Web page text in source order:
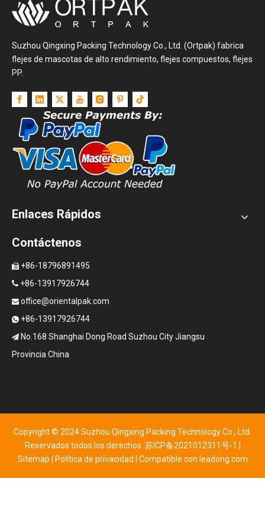
Suzhou Qingxing Packing Technology Co., Ltd. (Ortpak) fabrica
flejes de mascotas de alto rendimiento, flejes compuestos, flejes
PP.
Enlaces Rápidos
Contáctenos
 +86-18796891495
 +86-13917926744
 office@orientalpak.com
 +86-13917926744
 No.168 Shanghai Dong Road Suzhou City Jiangsu
Provincia China
Copyright © 2024 Suzhou Qingxing Packing Technology Co., Ltd.
Reservados todos los derechos. 苏ICP备2021012311号-1
Sitemap
Política de privacidad | Compatible con leadong.com